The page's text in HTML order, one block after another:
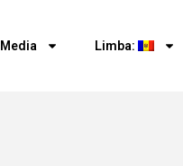
Media Limba: